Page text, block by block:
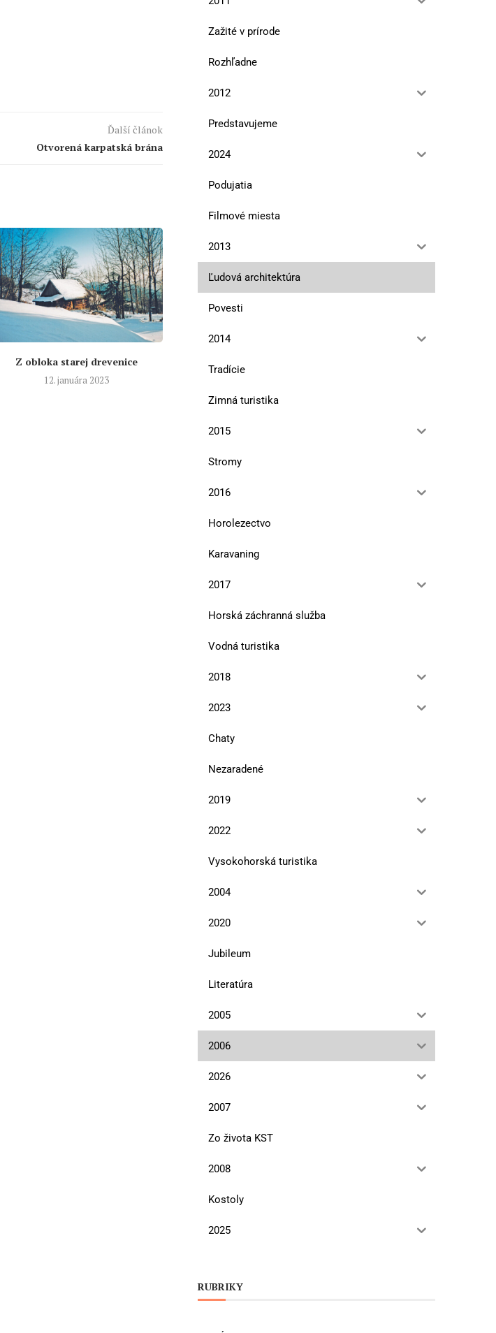
Ďalší článok
Otvorená karpatská brána
Z obloka starej drevenice
12. januára 2023
turistické útulne má...
15. marca 2021
Zažité v prírode
Rozhľadne
2012
Predstavujeme
2024
Podujatia
Filmové miesta
2013
Ľudová architektúra
Povesti
2014
Tradície
Zimná turistika
2015
Stromy
2016
Horolezectvo
Karavaning
2017
Horská záchranná služba
Vodná turistika
2018
2023
Chaty
Nezaradené
2019
2022
Vysokohorská turistika
2004
2020
Jubileum
Literatúra
2005
2006
2026
2007
Zo života KST
2008
Kostoly
2025
RUBRIKY